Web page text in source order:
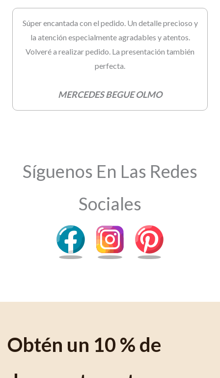
Súper encantada con el pedido. Un detalle precioso y
la atención especialmente agradables y atentos.
Volveré a realizar pedido. La presentación también
perfecta.
MERCEDES BEGUE OLMO
Síguenos En Las Redes
Sociales
Obtén un 10 % de